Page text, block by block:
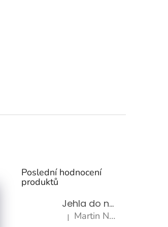
Poslední hodnocení
produktů
Jehla do nádrže k nezávislému topení
Hodnocení produktu je 5 z 5
| Martin Nevrlý